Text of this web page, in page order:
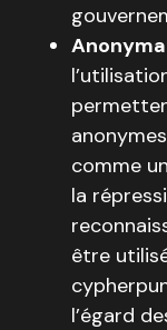
comme
la
être
l’égard